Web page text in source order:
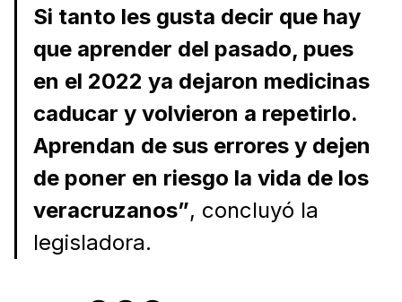
Si tanto les gusta decir que hay
que aprender del pasado, pues
en el 2022 ya dejaron medicinas
caducar y volvieron a repetirlo.
Aprendan de sus errores y dejen
de poner en riesgo la vida de los
veracruzanos”, concluyó la
legisladora.